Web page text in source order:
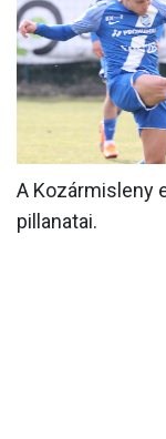
A Kozármisleny
pillanatai.